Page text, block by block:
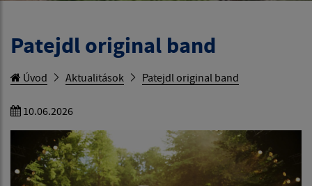
Patejdl original band
Úvod Aktualitások Patejdl original band
10.06.2026